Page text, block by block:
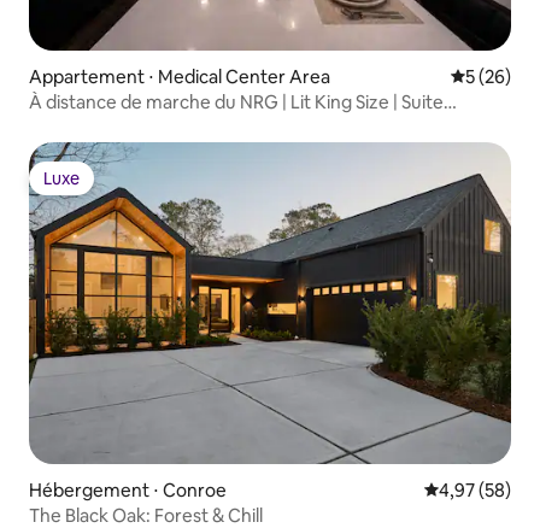
Appartement ⋅ Medical Center Area
5 (26)
À distance de marche du NRG | Lit King Size | Suite
Luxe
Luxe
Hébergement ⋅ Conroe Évaluation
4,97 (58)
The Black Oak: Forest & Chill